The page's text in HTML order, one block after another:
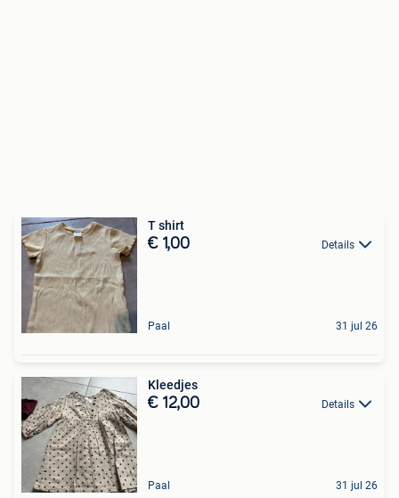
T shirt
€ 1,00 Details
Paal 31 jul 26
Kleedjes
€ 12,00 Details
Paal 31 jul 26